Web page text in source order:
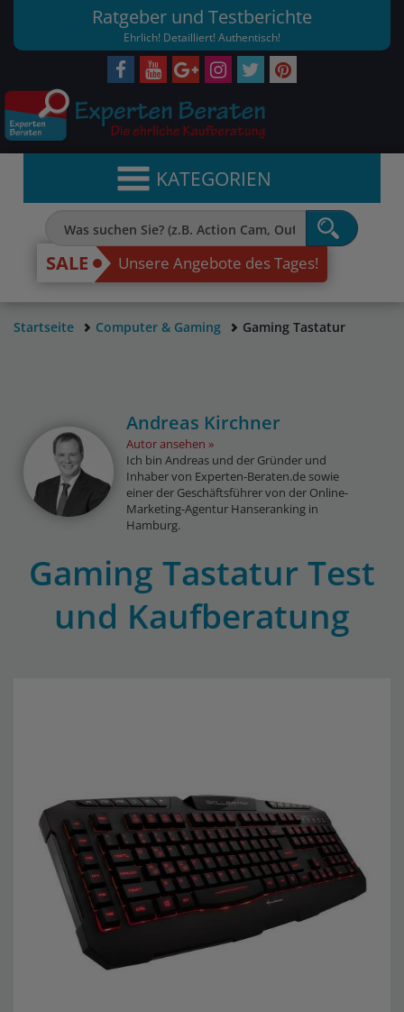
Ratgeber und Testberichte
Ehrlich! Detailliert! Authentisch!
KATEGORIEN
SALE Unsere Angebote des Tages!
Startseite Computer & Gaming Gaming Tastatur
Andreas Kirchner
Autor ansehen
Ich bin Andreas und der Gründer und
Inhaber von Experten-Beraten.de sowie
einer der Geschäftsführer von der Online-
Marketing-Agentur Hanseranking in
Hamburg.
Gaming Tastatur Test
und Kaufberatung